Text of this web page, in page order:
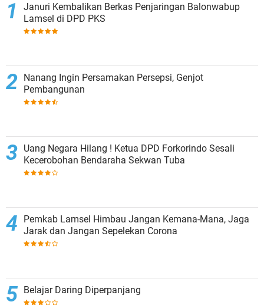
Januri Kembalikan Berkas Penjaringan Balonwabup
Lamsel di DPD PKS
Nanang Ingin Persamakan Persepsi, Genjot
Pembangunan
Uang Negara Hilang ! Ketua DPD Forkorindo Sesali
Kecerobohan Bendaraha Sekwan Tuba
Pemkab Lamsel Himbau Jangan Kemana-Mana, Jaga
Jarak dan Jangan Sepelekan Corona
Belajar Daring Diperpanjang